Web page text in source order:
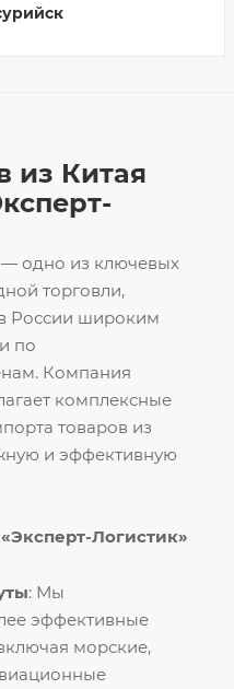
одно из ключевых
торговли,
России широким
по
Компания
комплексные
товаров из
и эффективную
Логистик»
: Мы
эффективные
морские,
из Китая